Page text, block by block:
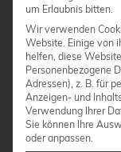
41179
Meet us
um Erlaubnis bitten.
Wir verwenden
Website. Einige von
helfen, diese
Personenbezogene
Adressen), z. B. für
Anzeigen- und
Verwendung Ihrer
Sie können Ihre
oder anpassen.